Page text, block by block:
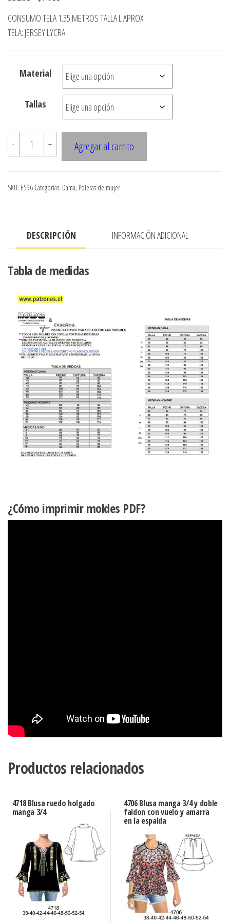
de
precios:
$3.290
hasta
$7.900
CONSUMO TELA 1.35 METROS TALLA L APROX
TELA: JERSEY LYCRA
Material
Tallas
-
E596
argollas
flecos
+ Agregar al carrito
SKU: E596 Categorías: Dama, Poleras de mujer
DESCRIPCIÓN INFORMACIÓN ADICIONAL
Tabla de medidas
¿Cómo imprimir moldes PDF?
Productos relacionados
4718 Blusa ruedo holgado
manga 3/4
4706 Blusa manga 3/4 y doble
faldon con vuelo y amarra
en la espalda